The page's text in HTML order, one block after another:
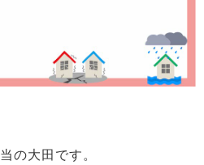
の大田です。